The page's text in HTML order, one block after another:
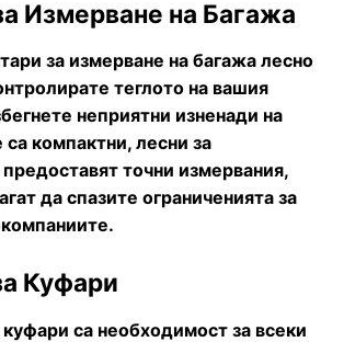
Измерване на Багажа
за измерване на багажа лесно
теглото на вашия
неприятни изненади на
компактни, лесни за
точни измервания,
да спазите ограниченията за
Куфари
куфари са необходимост за всеки